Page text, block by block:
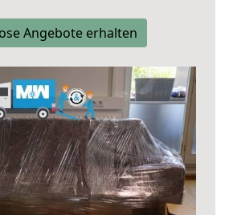
Angebote erhalten